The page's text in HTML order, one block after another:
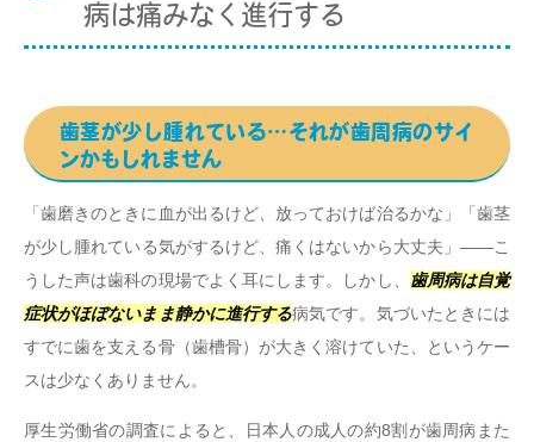
病は痛みなく進行する
歯茎が少し腫れている…それが歯周病のサイ
ンかもしれません
「歯磨きのときに血が出るけど、放っておけば治るかな」「歯茎
が少し腫れている気がするけど、痛くはないから大丈夫」——こ
うした声は歯科の現場でよく耳にします。しかし、 歯周病は自覚
症状がほぼないまま静かに進行する病気です。気づいたときには
すでに歯を支える骨（歯槽骨）が大きく溶けていた、というケー
スは少なくありません。
厚生労働省の調査によると、日本人の成人の約8割が歯周病また